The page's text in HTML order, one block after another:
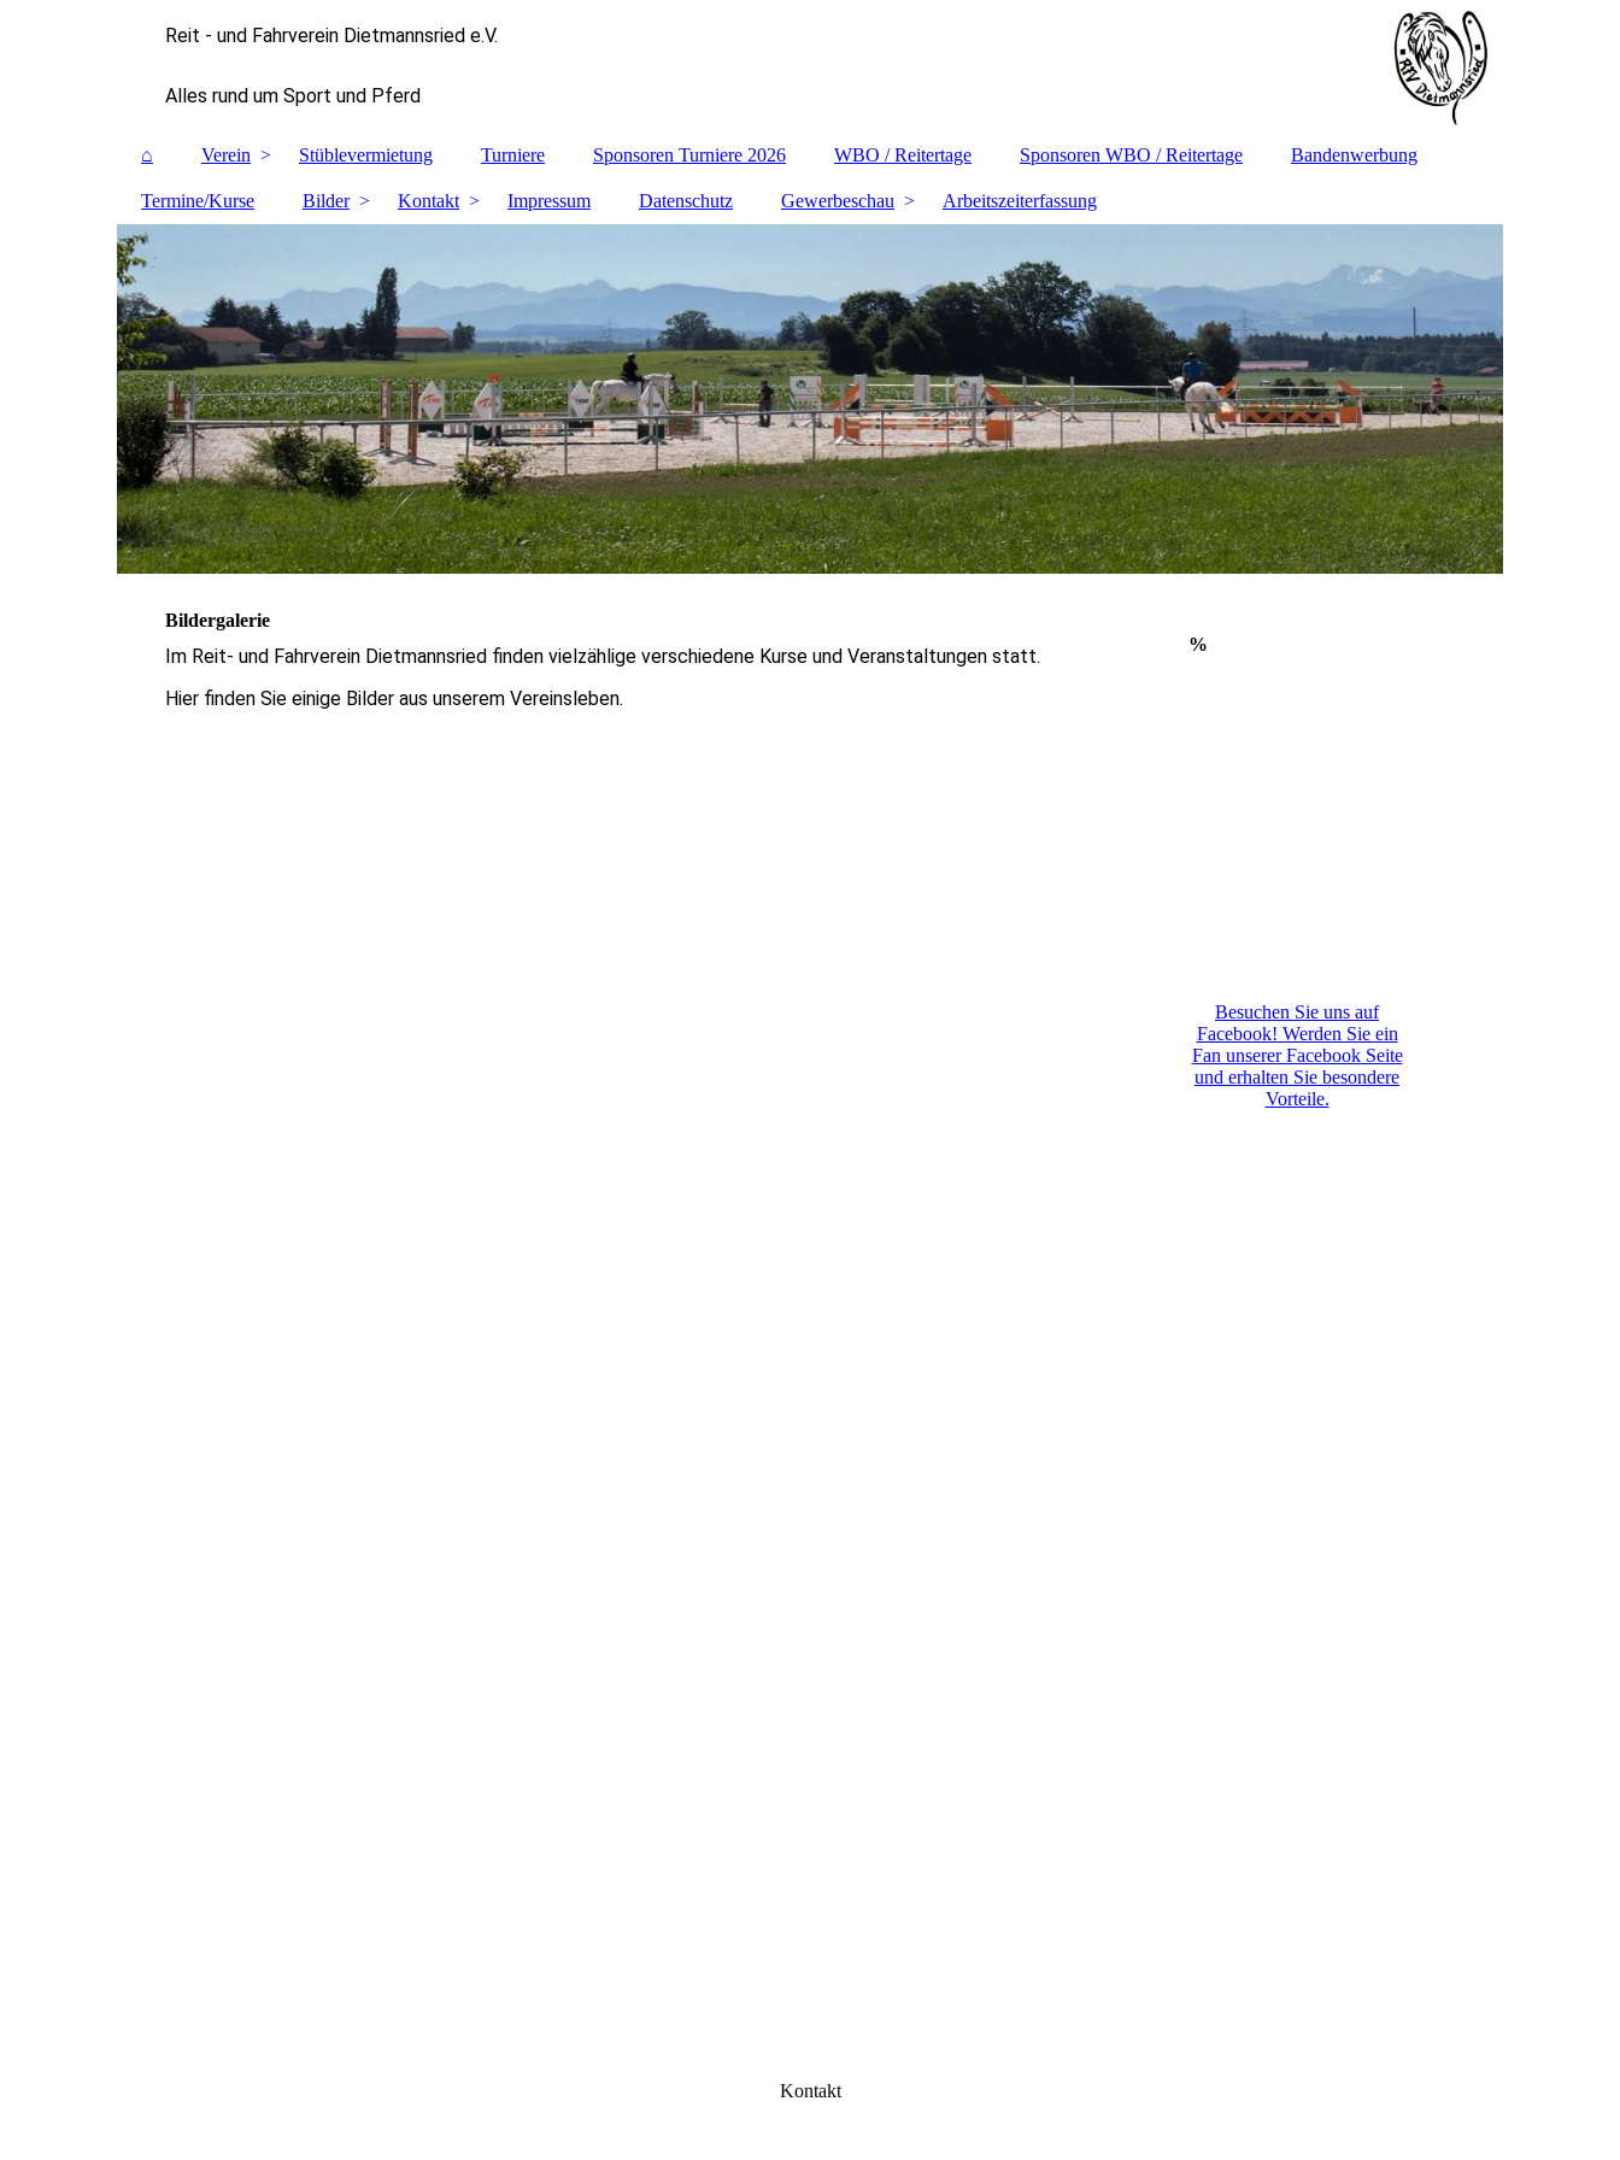
Reit - und Fahrverein Dietmannsried e.V.
Alles rund um Sport und Pferd
⌂ Verein Stüblevermietung Turniere Sponsoren Turniere 2026 WBO / Reitertage Sponsoren WBO / Reitertage Bandenwerbung
Termine/Kurse Bilder Kontakt Impressum Datenschutz Gewerbeschau Arbeitszeiterfassung
Bildergalerie
Im Reit- und Fahrverein Dietmannsried finden vielzählige verschiedene Kurse und Veranstaltungen statt.
Hier finden Sie einige Bilder aus unserem Vereinsleben.
%
Besuchen Sie uns auf
Facebook! Werden Sie ein
Fan unserer Facebook Seite
und erhalten Sie besondere
Vorteile.
Kontakt